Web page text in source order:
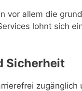
vor allem die
lohnt sich
Sicherheit